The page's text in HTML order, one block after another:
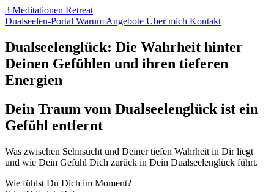
3 Meditationen Retreat
Dualseelen-Portal Warum Angebote Übermich Kontakt
Dualseelenglück: Die Wahrheit hinter
Deinen Gefühlen und ihren tieferen
Energien
Dein Traum vom Dualseelenglück ist ein
Gefühl entfernt
Was zwischen Sehnsucht und Deiner tiefen Wahrheit in Dir liegt
und wie Dein Gefühl Dich zurück in Dein Dualseelenglück führt.
Wie fühlst Du Dich im Moment?